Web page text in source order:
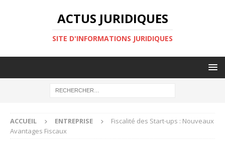
ACTUS JURIDIQUES
SITE D'INFORMATIONS JURIDIQUES
ACCUEIL ENTREPRISE
Fiscalité des Start-ups : Nouveaux
Avantages Fiscaux